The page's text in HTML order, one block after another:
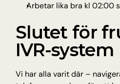
Arbetar lika bra kl 02:00
Slutet för
IVR-system
Vi har alla varit där –